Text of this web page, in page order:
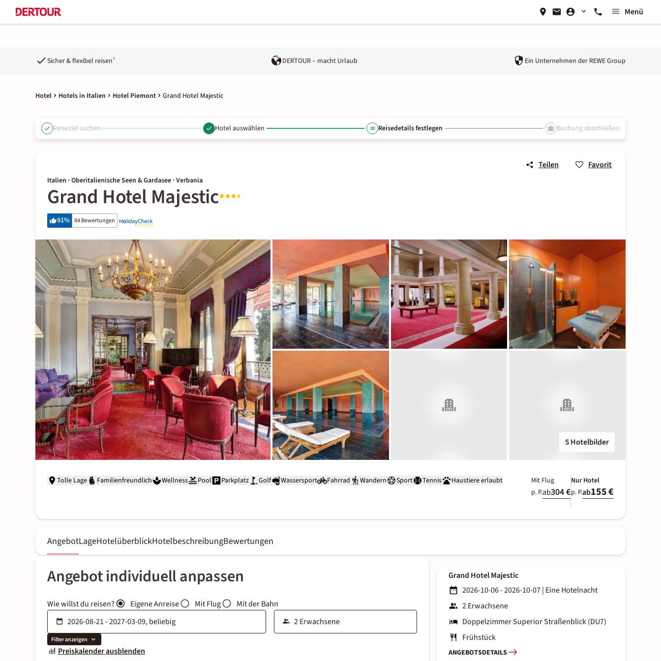
Menü
Sicher & flexibel reisen¹ DERTOUR – macht Urlaub Ein Unternehmen der REWE Group
Hotel Hotels in Italien Hotel Piemont Grand Hotel Majestic
Reiseziel suchen Hotel auswählen Reisedetails festlegen Buchung abschließen
Teilen Favorit
Italien · Oberitalienische Seen & Gardasee · Verbania
Grand Hotel Majestic
91% 84 Bewertungen
5 Hotelbilder
Tolle Lage Familienfreundlich Wellness Pool Parkplatz Golf Wassersport Fahrrad Wandern Sport Tennis Haustiere erlaubt
Mit Flug
p. P.ab304 €
Nur Hotel
p. P.ab155 €
AngebotLageHotelüberblickHotelbeschreibungBewertungen
Angebot individuell anpassen
Wie willst du reisen? Eigene Anreise Mit Flug Mit der Bahn
Filter anzeigen
Preiskalender ausblenden
Grand Hotel Majestic
2026-10-06 - 2026-10-07| Eine Hotelnacht
2 Erwachsene
Doppelzimmer Superior Straßenblick (DU7)
Frühstück
ANGEBOTSDETAILS